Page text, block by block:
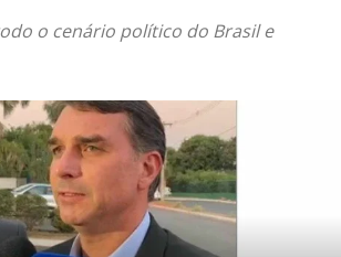
o cenário político do Brasil e